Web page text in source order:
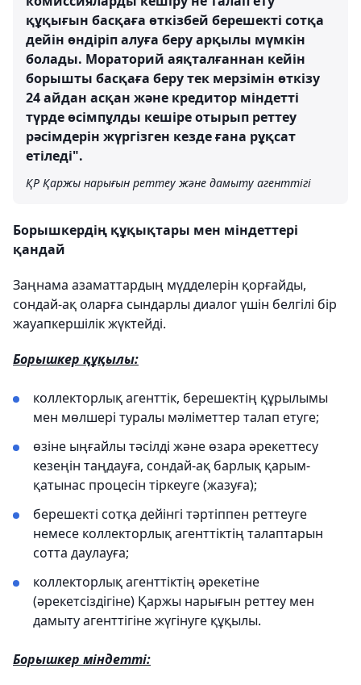
құқығын басқаға өткізбей берешекті сотқа
дейін өндіріп алуға беру арқылы мүмкін
болады. Мораторий аяқталғаннан кейін
борышты басқаға беру тек мерзімін өткізу
24 айдан асқан және кредитор міндетті
түрде өсімпұлды кешіре отырып реттеу
рәсімдерін жүргізген кезде ғана рұқсат
етіледі".
ҚР Қаржы нарығын реттеу және дамыту агенттігі
Борышкердің құқықтары мен міндеттері
қандай
Заңнама азаматтардың мүдделерін қорғайды,
сондай-ақ оларға сындарлы диалог үшін белгілі бір
жауапкершілік жүктейді.
Борышкер құқылы:
коллекторлық агенттік, берешектің құрылымы
мен мөлшері туралы мәліметтер талап етуге;
өзіне ыңғайлы тәсілді және өзара әрекеттесу
кезеңін таңдауға, сондай-ақ барлық қарым-
қатынас процесін тіркеуге (жазуға);
берешекті сотқа дейінгі тәртіппен реттеуге
немесе коллекторлық агенттіктің талаптарын
сотта даулауға;
коллекторлық агенттіктің әрекетіне
(әрекетсіздігіне) Қаржы нарығын реттеу мен
дамыту агенттігіне жүгінуге құқылы.
Борышкер міндетті: